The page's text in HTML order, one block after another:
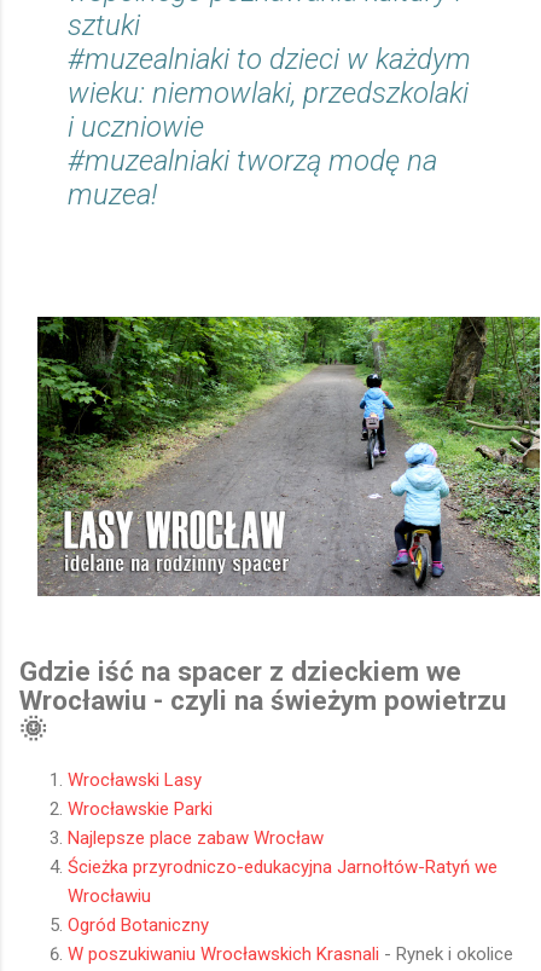
sztuki
#muzealniaki to dzieci w każdym
wieku: niemowlaki, przedszkolaki
i uczniowie
#muzealniaki tworzą modę na
muzea!
Gdzie iść na spacer z dzieckiem we
Wrocławiu - czyli na świeżym powietrzu
🌞
Wrocławski Lasy
Wrocławskie Parki
Najlepsze place zabaw Wrocław
Ścieżka przyrodniczo-edukacyjna Jarnołtów-Ratyń we
Wrocławiu
Ogród Botaniczny
W poszukiwaniu Wrocławskich Krasnali - Rynek i okolice